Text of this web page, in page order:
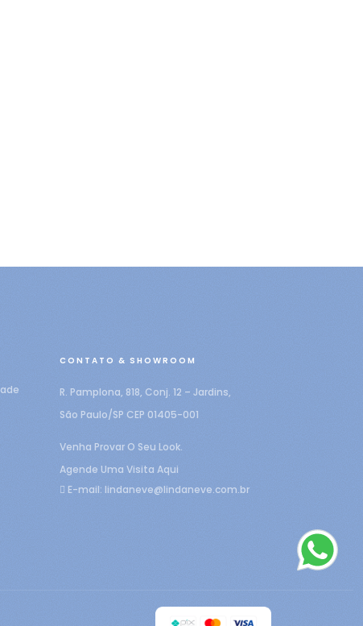
CONTATO & SHOWROOM
R. Pamplona, 818, Conj. 12 – Jardins,
São Paulo/SP CEP 01405-001
Venha Provar O Seu Look.
Agende Uma Visita Aqui
E-mail: lindaneve@lindaneve.com.br